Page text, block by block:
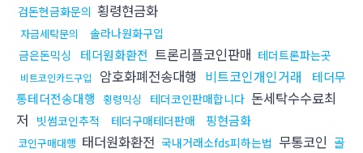
검돈현금화문의 횡령현금화
자금세탁문의
솔라나원화구입
금은돈믹싱
테더원화환전 트론리플코인판매 테더트론파는곳
비트코인카드구입 암호화폐전송대행 비트코인개인거래
테더무
통테더전송대행 횡령믹싱 테더코인판매합니다 돈세탁수수료최
저 빗썸코인추적 테더구매테더판매 핑현금화
코인구매대행 태더원화환전 국내거래소fds피하는법 무통코인 골